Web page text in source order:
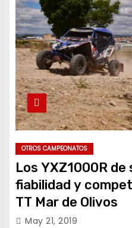
OTROS CAMPEONATOS
Los YXZ1000R de
fiabilidad y
TT Mar de Olivos
May 21, 2019